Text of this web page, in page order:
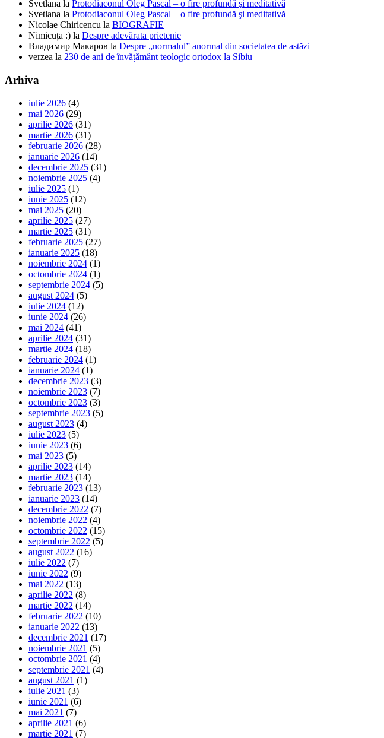
Svetlana la Protodiaconul Oleg Pascal – o fire profundă şi meditativă
Svetlana la Protodiaconul Oleg Pascal – o fire profundă şi meditativă
Nicolae Chiricencu la BIOGRAFIE
Nimicuța :) la Despre adevărata prietenie
Владимир Макаров la Despre „normalul” anormal din societatea de astăzi
verzea la 230 de ani de învățământ teologic ortodox la Sibiu
Arhiva
iulie 2026 (4)
mai 2026 (29)
aprilie 2026 (31)
martie 2026 (31)
februarie 2026 (28)
ianuarie 2026 (14)
decembrie 2025 (31)
noiembrie 2025 (4)
iulie 2025 (1)
iunie 2025 (12)
mai 2025 (20)
aprilie 2025 (27)
martie 2025 (31)
februarie 2025 (27)
ianuarie 2025 (18)
noiembrie 2024 (1)
octombrie 2024 (1)
septembrie 2024 (5)
august 2024 (5)
iulie 2024 (12)
iunie 2024 (26)
mai 2024 (41)
aprilie 2024 (31)
martie 2024 (18)
februarie 2024 (1)
ianuarie 2024 (1)
decembrie 2023 (3)
noiembrie 2023 (7)
octombrie 2023 (3)
septembrie 2023 (5)
august 2023 (4)
iulie 2023 (5)
iunie 2023 (6)
mai 2023 (5)
aprilie 2023 (14)
martie 2023 (14)
februarie 2023 (13)
ianuarie 2023 (14)
decembrie 2022 (7)
noiembrie 2022 (4)
octombrie 2022 (15)
septembrie 2022 (5)
august 2022 (16)
iulie 2022 (7)
iunie 2022 (9)
mai 2022 (13)
aprilie 2022 (8)
martie 2022 (14)
februarie 2022 (10)
ianuarie 2022 (13)
decembrie 2021 (17)
noiembrie 2021 (5)
octombrie 2021 (4)
septembrie 2021 (4)
august 2021 (1)
iulie 2021 (3)
iunie 2021 (6)
mai 2021 (7)
aprilie 2021 (6)
martie 2021 (7)